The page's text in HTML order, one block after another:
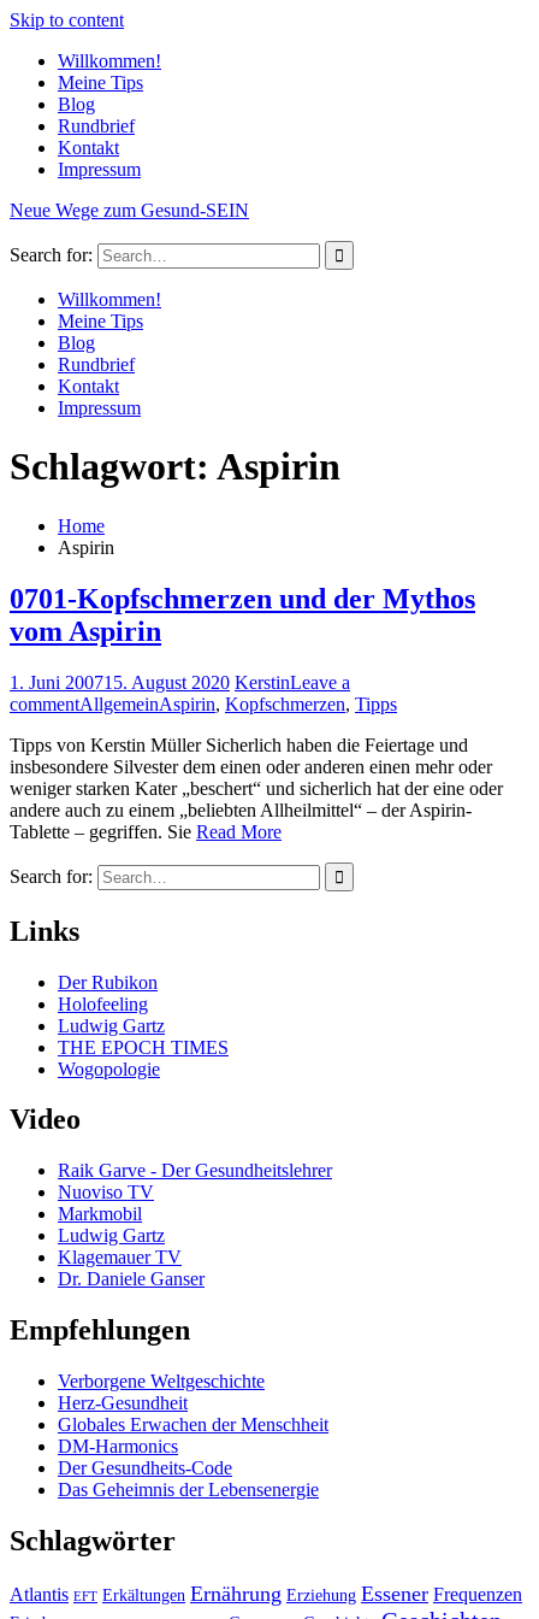
Skip to content
Willkommen!
Meine Tips
Blog
Rundbrief
Kontakt
Impressum
Neue Wege zum Gesund-SEIN
Search for:
Willkommen!
Meine Tips
Blog
Rundbrief
Kontakt
Impressum
Schlagwort: Aspirin
Home
Aspirin
0701-Kopfschmerzen und der Mythos
vom Aspirin
1. Juni 200715. August 2020 KerstinLeave a
commentAllgemeinAspirin, Kopfschmerzen, Tipps
Tipps von Kerstin Müller Sicherlich haben die Feiertage und
insbesondere Silvester dem einen oder anderen einen mehr oder
weniger starken Kater „beschert“ und sicherlich hat der eine oder
andere auch zu einem „beliebten All­heilmittel“ – der Aspirin-
Tablette – gegriffen. Sie Read More
Search for:
Links
Der Rubikon
Holofeeling
Ludwig Gartz
THE EPOCH TIMES
Wogopologie
Video
Raik Garve - Der Gesundheitslehrer
Nuoviso TV
Markmobil
Ludwig Gartz
Klagemauer TV
Dr. Daniele Ganser
Empfehlungen
Verborgene Weltgeschichte
Herz-Gesundheit
Globales Erwachen der Menschheit
DM-Harmonics
Der Gesundheits-Code
Das Geheimnis der Lebensenergie
Schlagwörter
Atlantis EFT Erkältungen Ernährung Erziehung Essener Frequenzen